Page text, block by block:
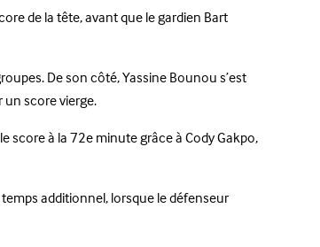
de la tête, avant que le gardien Bart
De son côté, Yassine Bounou s’est
score vierge.
score à la 72e minute grâce à Cody Gakpo,
additionnel, lorsque le défenseur